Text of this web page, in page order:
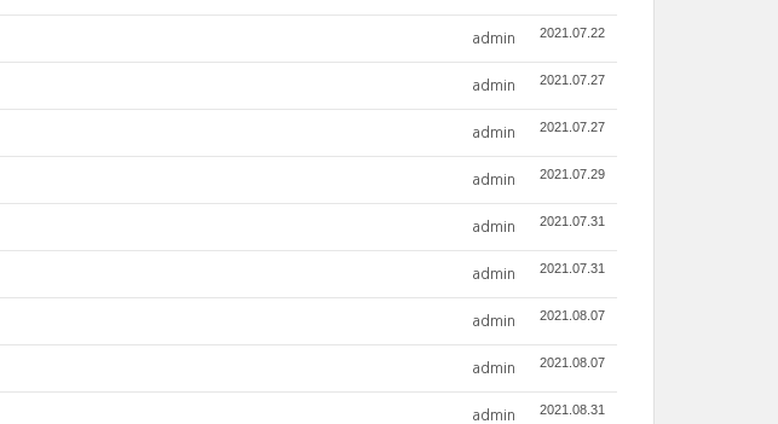
admin 2021.07.22
admin 2021.07.27
admin 2021.07.27
admin 2021.07.29
admin 2021.07.31
admin 2021.07.31
admin 2021.08.07
admin 2021.08.07
admin 2021.08.31